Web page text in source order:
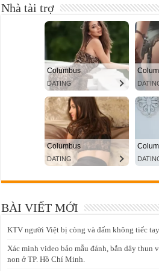
Nhà tài trợ
BÀI VIẾT MỚI
KTV người Việt bị còng và đấm không tiếc
Xác minh video bảo mẫu đánh, bắn dây thun
non ở TP. Hồ Chí Minh.